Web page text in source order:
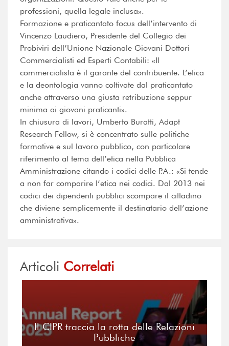
professioni, quella legale inclusa».
Formazione e praticantato focus dell’intervento di
Vincenzo Laudiero, Presidente del Collegio dei
Probiviri dell’Unione Nazionale Giovani Dottori
Commercialisti ed Esperti Contabili: «Il
commercialista è il garante del contribuente. L’etica
e la deontologia vanno coltivate dal praticantato
anche attraverso una giusta retribuzione seppur
minima ai giovani praticanti».
In chiusura di lavori, Umberto Buratti, Adapt
Research Fellow, si è concentrato sulle politiche
formative e sul lavoro pubblico, con particolare
riferimento al tema dell’etica nella Pubblica
Amministrazione citando i codici delle P.A.: «Si tende
a non far comparire l’etica nei codici. Dal 2013 nei
codici dei dipendenti pubblici scompare il cittadino
che diviene semplicemente il destinatario dell’azione
amministrativa».
Articoli Correlati
Il CIPR traccia la rotta delle Relazioni
Pubbliche